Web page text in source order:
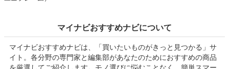
マイナビおすすめナビについて
マイナビおすすめナビは、「買いたいものがきっと見つかる」サ
イト。各分野の専門家と編集部があなたのためにおすすめの商品